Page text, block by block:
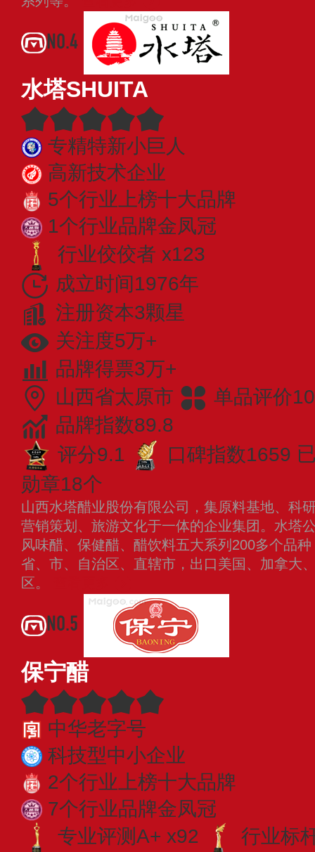
NO.4
水塔SHUITA
专精特新小巨人
高新技术企业
5个行业上榜十大品牌
1个行业品牌金凤冠
行业佼佼者 x123
成立时间1976年
注册资本3颗星
关注度5万+
品牌得票3万+
山西省太原市
单品评价
品牌指数89.8
评分9.1
口碑指数1659
勋章18个
山西水塔醋业股份有限公司，集原料基地、科
营销策划、旅游文化于一体的企业集团。水塔
风味醋、保健醋、醋饮料五大系列200多个品
省、市、自治区、直辖市，出口美国、加拿大
区。
NO.5
保宁醋
中华老字号
科技型中小企业
2个行业上榜十大品牌
7个行业品牌金凤冠
专业评测A+ x92
行业标